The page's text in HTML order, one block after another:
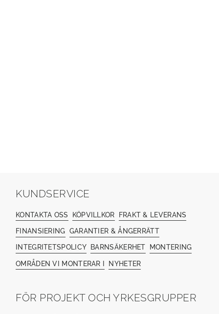
KUNDSERVICE
KONTAKTA OSS KÖPVILLKOR FRAKT & LEVERANS
FINANSIERING GARANTIER & ÅNGERRÄTT
INTEGRITETSPOLICY BARNSÄKERHET MONTERING
OMRÅDEN VI MONTERAR I NYHETER
FÖR PROJEKT OCH YRKESGRUPPER